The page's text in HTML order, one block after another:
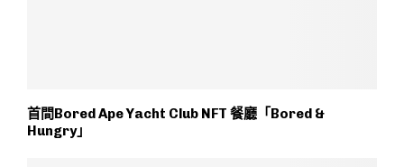
首間Bored Ape Yacht Club NFT 餐廳「Bored &
Hungry」